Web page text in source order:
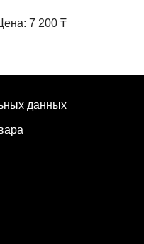
7 200 ₸
данных